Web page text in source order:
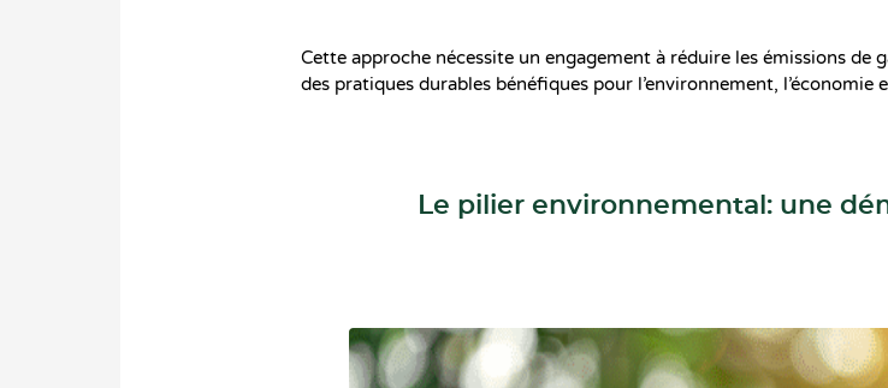
Cette approche nécessite un engagement à réduire les émissions de
des pratiques durables bénéfiques pour l’environnement, l’économie
Le pilier environnemental: une